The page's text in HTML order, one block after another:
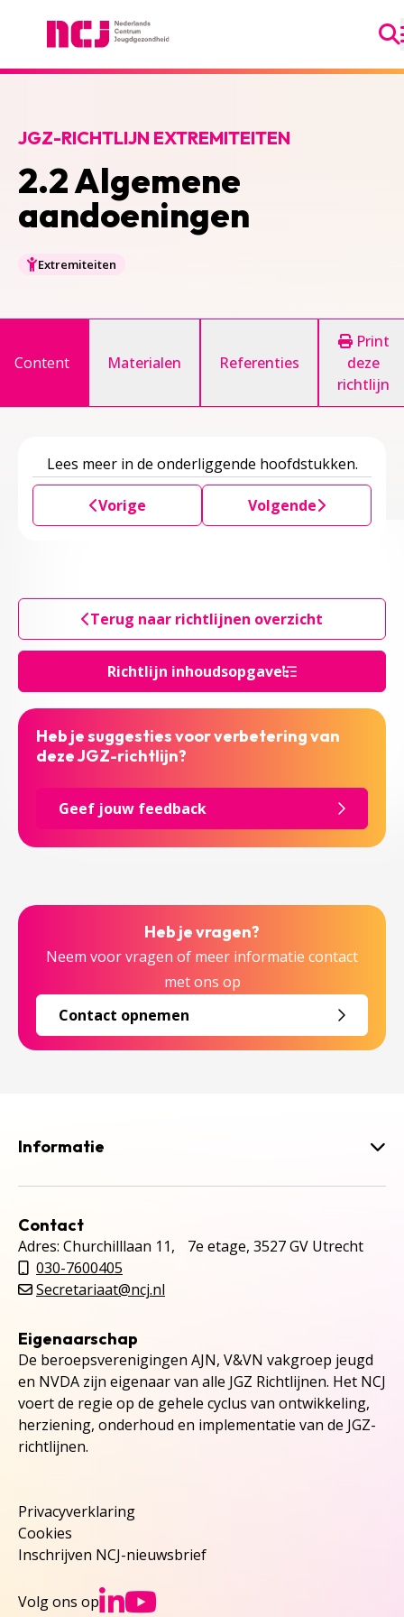
2.2 Algemene
aandoeningen
JGZ-RICHTLIJN EXTREMITEITEN
Extremiteiten
Richtlijn inhoudsopgave
Content Materialen Referenties
Print
deze
richtlijn
Lees meer in de onderliggende hoofdstukken.
Vorige Volgende
Terug naar richtlijnen overzicht
Heb je suggesties voor verbetering van
deze JGZ-richtlijn?
Geef jouw feedback
Heb je vragen?
Neem voor vragen of meer informatie contact
met ons op
Contact opnemen
Informatie
Contact
Adres: Churchilllaan 11, 7e etage, 3527 GV Utrecht
030-7600405
Secretariaat@ncj.nl
Eigenaarschap
De beroepsverenigingen AJN, V&VN vakgroep jeugd
en NVDA zijn eigenaar van alle JGZ Richtlijnen. Het NCJ
voert de regie op de gehele cyclus van ontwikkeling,
herziening, onderhoud en implementatie van de JGZ-
richtlijnen.
Privacyverklaring
Cookies
Inschrijven NCJ-nieuwsbrief
Volg ons op Ga naar NCJs